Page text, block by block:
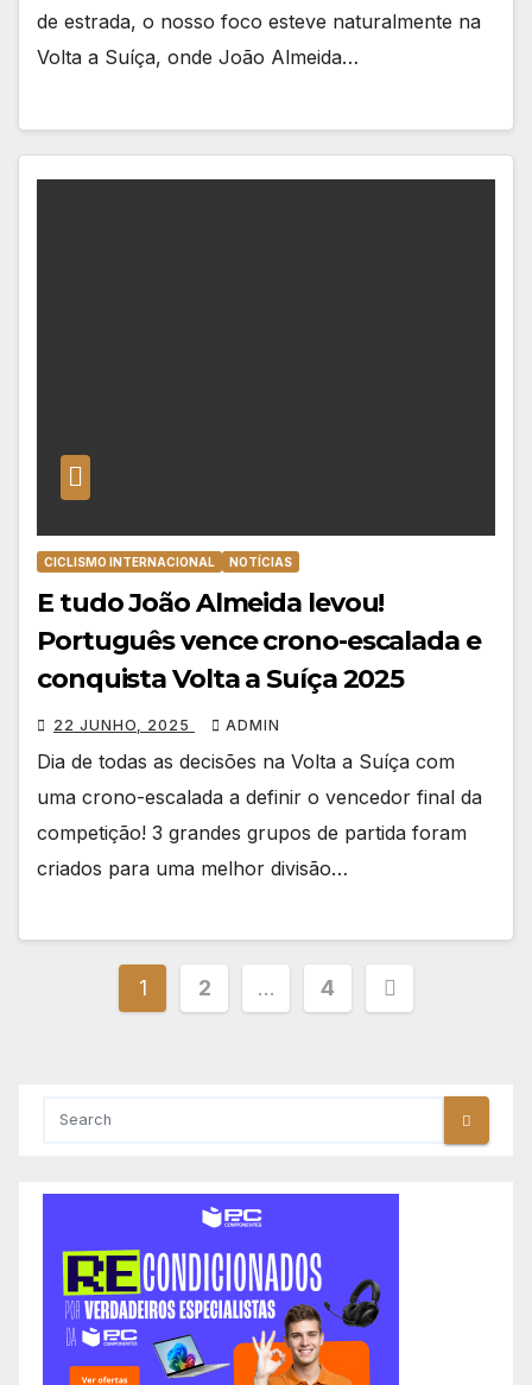
de estrada, o nosso foco esteve naturalmente na
Volta a Suíça, onde João Almeida…
CICLISMO INTERNACIONAL NOTÍCIAS
E tudo João Almeida levou!
Português vence crono-escalada e
conquista Volta a Suíça 2025
22 JUNHO, 2025 ADMIN
Dia de todas as decisões na Volta a Suíça com
uma crono-escalada a definir o vencedor final da
competição! 3 grandes grupos de partida foram
criados para uma melhor divisão…
Paginação
1 2 … 4